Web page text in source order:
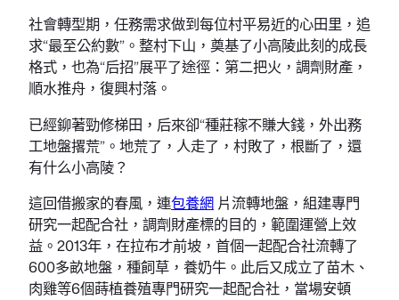
社會轉型期，任務需求做到每位村平易近的心田里，追
求“最至公約數”。整村下山，奠基了小高陵此刻的成長
格式，也為“后招”展平了途徑：第二把火，調劑財產，
順水推舟，復興村落。
已經鉚著勁修梯田，后來卻“種莊稼不賺大錢，外出務
工地盤撂荒”。地荒了，人走了，村敗了，根斷了，還
有什么小高陵？
這回借搬家的春風，連包養網 片流轉地盤，組建專門
研究一起配合社，調劑財產標的目的，範圍運營上效
益。2013年，在拉布才前坡，首個一起配合社流轉了
600多畝地盤，種飼草，養奶牛。此后又成立了苗木、
肉雞等6個蒔植養殖專門研究一起配合社，當場安頓